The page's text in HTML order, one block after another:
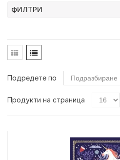
ФИЛТРИ
Подредете по
Продукти на страница